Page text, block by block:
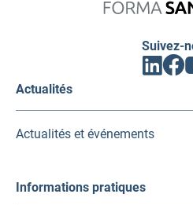
Suivez-
Actualités
Actualités et événements
Informations pratiques